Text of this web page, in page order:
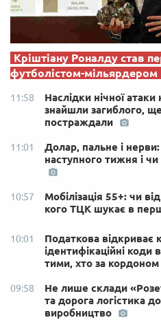
Кріштіану Роналду став
футболістом-мільярдером
11:58
Наслідки нічної
знайшли загиблого,
постраждали
11:01
Долар, пальне і
наступного тижня і
10:57
Мобілізація 55+: чи
кого ТЦК шукає в
10:01
Податкова відкриває
ідентифікаційні коди
тими, хто за кордоном
09:58
Не лише склади
та дорога логістика
виробництво